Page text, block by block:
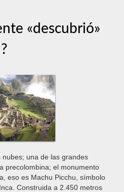
i
«descubrió»
una de las grandes
precolombina; el monumento
eso es Machu Picchu, símbolo
Construida a 2.450 metros